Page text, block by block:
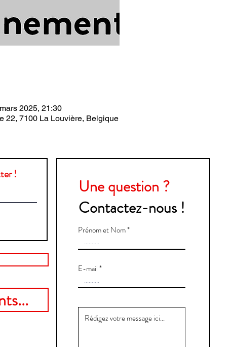
2025, 21:30
22, 7100 La Louvière, Belgique
!
Une question ?
Contactez-nous !
Prénom et Nom
E-mail